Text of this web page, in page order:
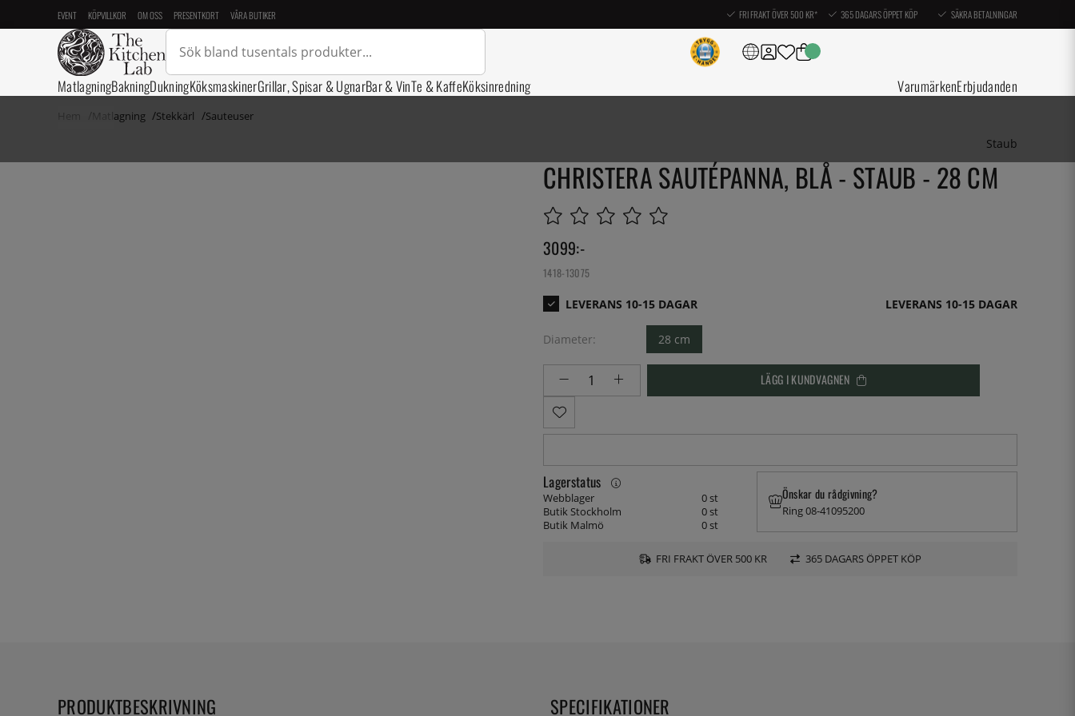
EVENT KÖPVILLKOR OM OSS PRESENTKORT VÅRA BUTIKER FRI FRAKT ÖVER 500 KR* 365 DAGARS ÖPPET KÖP SÄKRA BETALNINGAR
MatlagningBakningDukningKöksmaskinerGrillar, Spisar & UgnarBar & VinTe & KaffeKöksinredning VarumärkenErbjudanden
Matlagning Stekkärl Sauteuser
Staub
CHRISTERA SAUTÉPANNA, BLÅ - STAUB - 28 CM
3099:-
1418-13075
LEVERANS 10-15 DAGAR
Diameter: 28 cm
LÄGG I KUNDVAGNEN
Lagerstatus
Webblager
0 st
Butik Stockholm
0 st
Butik Malmö
0 st
Önskar du rådgivning?
Ring 08-41095200
FRI FRAKT ÖVER 500 KR 365 DAGARS ÖPPET KÖP
PRODUKTBESKRIVNING SPECIFIKATIONER